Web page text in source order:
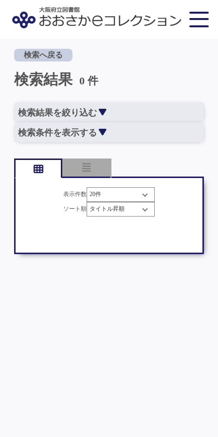
検索へ戻る
検索結果 0 件
検索結果を絞り込む
検索条件を表示する
表示件数
ソート順